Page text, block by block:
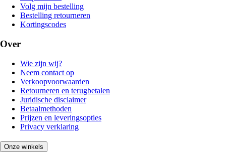
Volg mijn bestelling
Bestelling retourneren
Kortingscodes
Over
Wie zijn wij?
Neem contact op
Verkoopvoorwaarden
Retourneren en terugbetalen
Juridische disclaimer
Betaalmethoden
Prijzen en leveringsopties
Privacy verklaring
Onze winkels